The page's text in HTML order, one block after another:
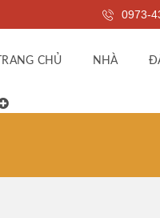
0973-
TRANG CHỦ NHÀ